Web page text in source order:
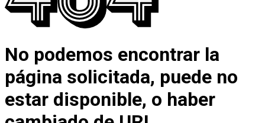
No podemos encontrar la
página solicitada, puede no
estar disponible, o haber